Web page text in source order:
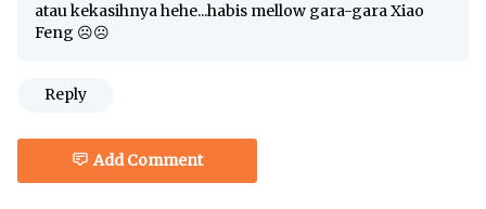
atau kekasihnya hehe...habis mellow gara-gara Xiao
Feng ☹️☹️
Reply
Add Comment